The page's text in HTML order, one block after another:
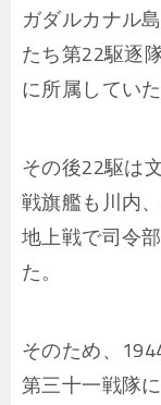
ガダルカナル
たち第22駆逐
に所属していた
その後22駆は
戦旗艦も川内
地上戦で司令
た。
そのため、
第三十一戦隊に